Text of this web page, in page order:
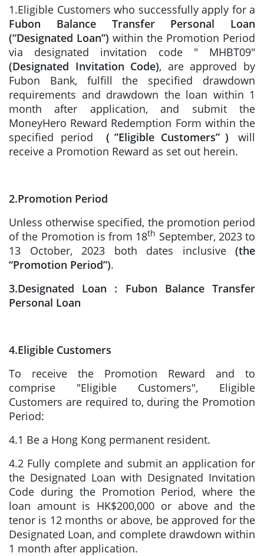
1.Eligible Customers who successfully apply for a
Fubon Balance Transfer Personal Loan
(“Designated Loan”) within the Promotion Period
via designated invitation code " MHBT09"
(Designated Invitation Code), are approved by
Fubon Bank, fulfill the specified drawdown
requirements and drawdown the loan within 1
month after application, and submit the
MoneyHero Reward Redemption Form within the
specified period
（”Eligible Customers”） will
receive a Promotion Reward as set out herein.
2.Promotion Period
Unless otherwise specified, the promotion period
of the Promotion is from 18th September, 2023 to
13 October, 2023 both dates inclusive(the
“Promotion Period”).
3.Designated Loan : Fubon Balance Transfer
Personal Loan
4.Eligible Customers
To receive the Promotion Reward and to
comprise "Eligible Customers", Eligible
Customers are required to, during the Promotion
Period:
4.1 Be a Hong Kong permanent resident.
4.2 Fully complete and submit an application for
the Designated Loan with Designated Invitation
Code during the Promotion Period, where the
loan amount is HK$200,000 or above and the
tenor is 12 months or above, be approved for the
Designated Loan, and complete drawdown within
1 month after application.